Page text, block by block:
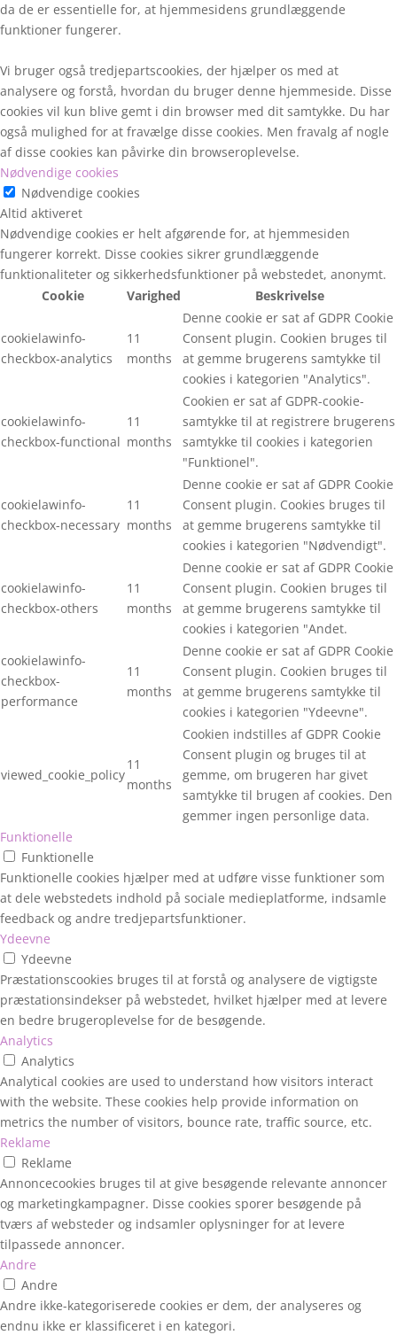
da de er essentielle for, at hjemmesidens grundlæggende
funktioner fungerer.
Vi bruger også tredjepartscookies, der hjælper os med at
analysere og forstå, hvordan du bruger denne hjemmeside. Disse
cookies vil kun blive gemt i din browser med dit samtykke. Du har
også mulighed for at fravælge disse cookies. Men fravalg af nogle
af disse cookies kan påvirke din browseroplevelse.
Nødvendige cookies
Nødvendige cookies
Altid aktiveret
Nødvendige cookies er helt afgørende for, at hjemmesiden
fungerer korrekt. Disse cookies sikrer grundlæggende
funktionaliteter og sikkerhedsfunktioner på webstedet, anonymt.
Cookie
Varighed Beskrivelse
cookielawinfo-
checkbox-analytics
11
months
Denne cookie er sat af GDPR Cookie
Consent plugin. Cookien bruges til
at gemme brugerens samtykke til
cookies i kategorien "Analytics".
cookielawinfo-
checkbox-functional
11
months
Cookien er sat af GDPR-cookie-
samtykke til at registrere brugerens
samtykke til cookies i kategorien
"Funktionel".
cookielawinfo-
checkbox-necessary
11
months
Denne cookie er sat af GDPR Cookie
Consent plugin. Cookies bruges til
at gemme brugerens samtykke til
cookies i kategorien "Nødvendigt".
cookielawinfo-
checkbox-others
11
months
Denne cookie er sat af GDPR Cookie
Consent plugin. Cookien bruges til
at gemme brugerens samtykke til
cookies i kategorien "Andet.
cookielawinfo-
checkbox-
performance
11
months
Denne cookie er sat af GDPR Cookie
Consent plugin. Cookien bruges til
at gemme brugerens samtykke til
cookies i kategorien "Ydeevne".
viewed_cookie_policy
11
months
Cookien indstilles af GDPR Cookie
Consent plugin og bruges til at
gemme, om brugeren har givet
samtykke til brugen af cookies. Den
gemmer ingen personlige data.
Funktionelle
Funktionelle
Funktionelle cookies hjælper med at udføre visse funktioner som
at dele webstedets indhold på sociale medieplatforme, indsamle
feedback og andre tredjepartsfunktioner.
Ydeevne
Ydeevne
Præstationscookies bruges til at forstå og analysere de vigtigste
præstationsindekser på webstedet, hvilket hjælper med at levere
en bedre brugeroplevelse for de besøgende.
Analytics
Analytics
Analytical cookies are used to understand how visitors interact
with the website. These cookies help provide information on
metrics the number of visitors, bounce rate, traffic source, etc.
Reklame
Reklame
Annoncecookies bruges til at give besøgende relevante annoncer
og marketingkampagner. Disse cookies sporer besøgende på
tværs af websteder og indsamler oplysninger for at levere
tilpassede annoncer.
Andre
Andre
Andre ikke-kategoriserede cookies er dem, der analyseres og
endnu ikke er klassificeret i en kategori.